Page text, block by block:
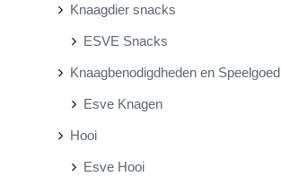
Knaagdier snacks
ESVE Snacks
Knaagbenodigdheden en Speelgoed
Esve Knagen
Hooi
Esve Hooi